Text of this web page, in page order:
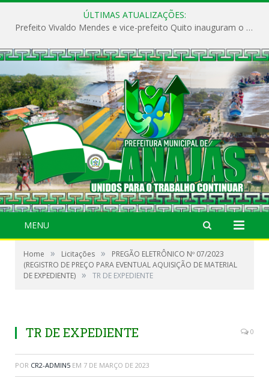
ÚLTIMAS ATUALIZAÇÕES:
Prefeito Vivaldo Mendes e vice-prefeito Quito inauguram o CAPS e fortalecem a saúde pública em Anajás.
MENU
Home » Licitações »
PREGÃO ELETRÔNICO Nº 07/2023
(REGISTRO DE PREÇO PARA EVENTUAL AQUISIÇÃO DE MATERIAL
DE EXPEDIENTE) » TR DE EXPEDIENTE
TR DE EXPEDIENTE 0
POR CR2-ADMIN5 EM 7 DE MARÇO DE 2023